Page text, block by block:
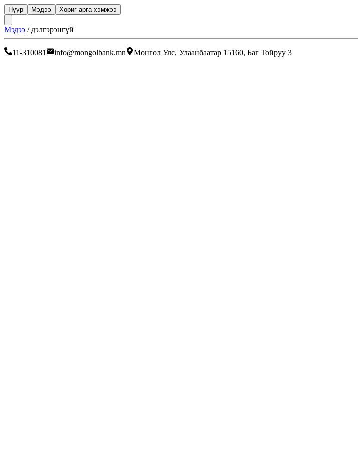
Нүүр Мэдээ Хориг арга хэмжээ
Мэдээ / дэлгэрэнгүй
11-310081 info@mongolbank.mn Монгол Улс, Улаанбаатар 15160, Баг Тойруу 3